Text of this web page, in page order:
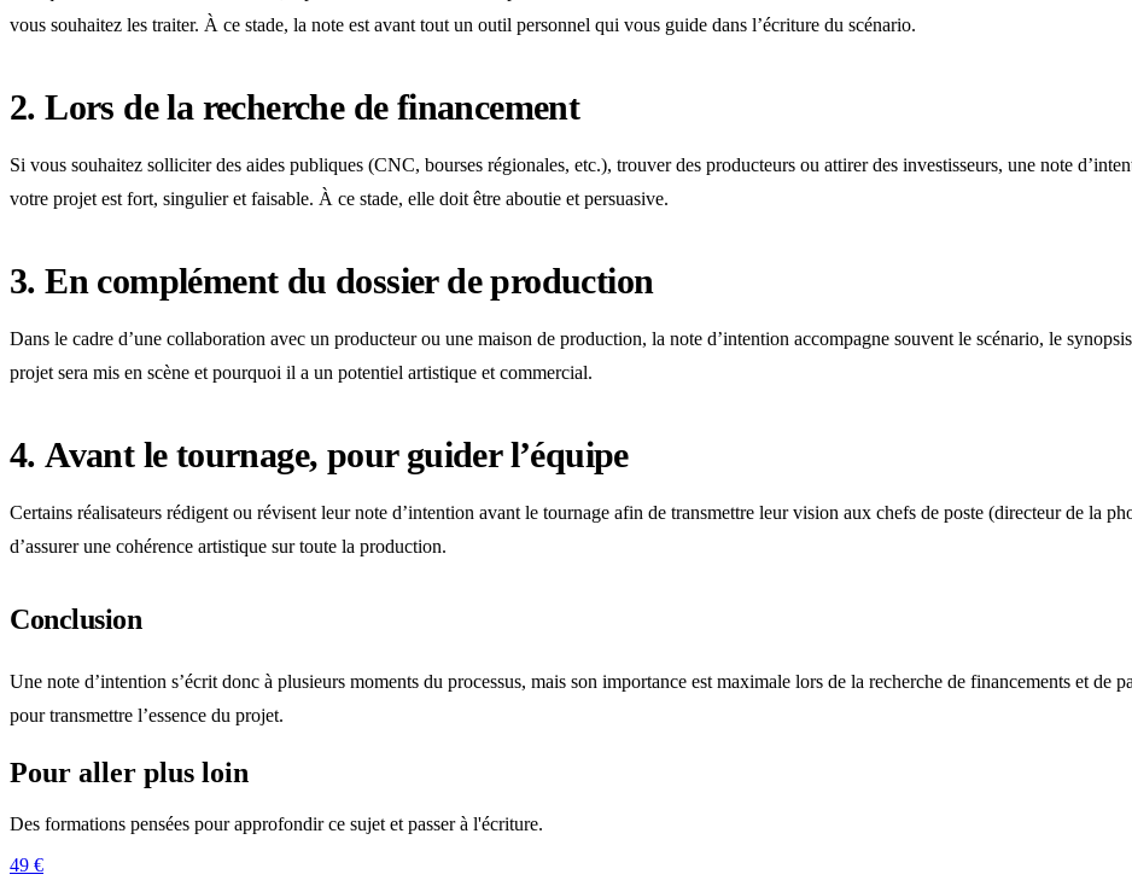
vous souhaitez les traiter. À ce stade, la note est avant tout un outil personnel qui vous guide dans l’écriture du scénario.
2.Lors de la recherche de financement
Si vous souhaitez solliciter des aides publiques (CNC, bourses régionales, etc.), trouver des producteurs ou attirer des investisseurs, une note
votre projet est fort, singulier et faisable. À ce stade, elle doit être aboutie et persuasive.
3.En complément du dossier de production
Dans le cadre d’une collaboration avec un producteur ou une maison de production, la note d’intention accompagne souvent le scénario, le
projet sera mis en scène et pourquoi il a un potentiel artistique et commercial.
4.Avant le tournage, pour guider l’équipe
Certains réalisateurs rédigent ou révisent leur note d’intention avant le tournage afin de transmettre leur vision aux chefs de poste (directeur de la
d’assurer une cohérence artistique sur toute la production.
Conclusion
Une note d’intention s’écrit donc à plusieurs moments du processus, mais son importance est maximale lors de la recherche de financements et de
pour transmettre l’essence du projet.
Pour aller plus loin
Des formations pensées pour approfondir ce sujet et passer à l'écriture.
49 €